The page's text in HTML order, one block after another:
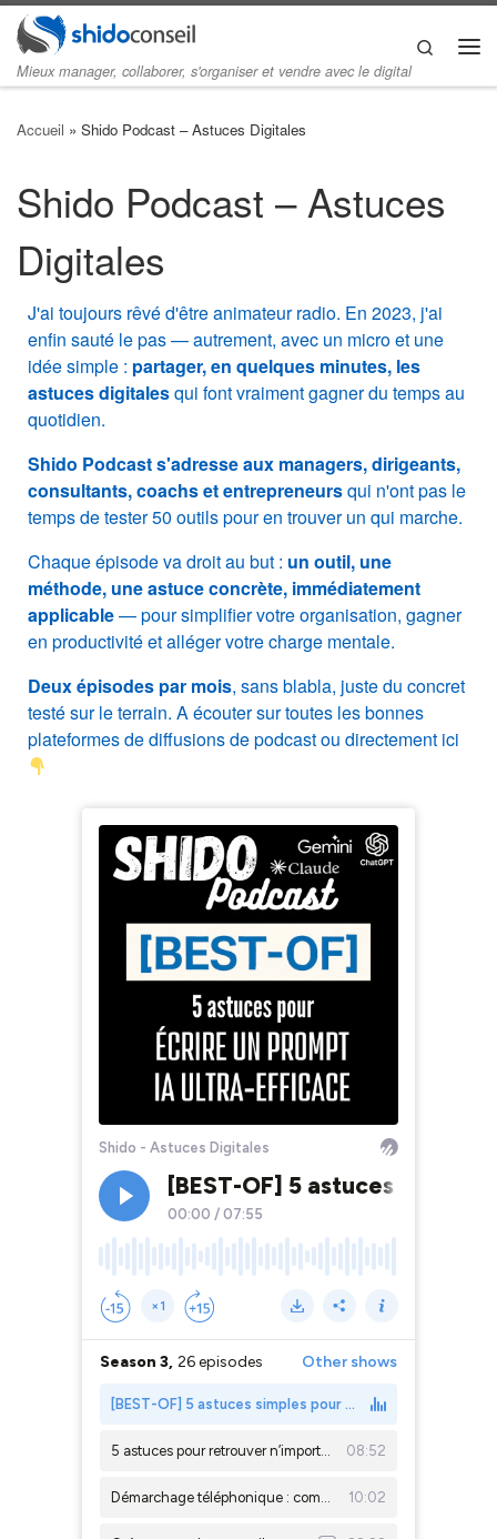
Skip to content
Mieux manager, collaborer, s'organiser et vendre avec le digital
Search
Accueil » Shido Podcast – Astuces Digitales
Shido Podcast – Astuces
Digitales
J'ai toujours rêvé d'être animateur radio. En 2023, j'ai
enfin sauté le pas — autrement, avec un micro et une
idée simple : partager, en quelques minutes, les
astuces digitalesqui font vraiment gagner du temps au
quotidien.
Shido Podcast s'adresse aux managers, dirigeants,
consultants, coachs et entrepreneursqui n'ont pas le
temps de tester 50 outils pour en trouver un qui marche.
Chaque épisode va droit au but : un outil, une
méthode, une astuce concrète, immédiatement
applicable— pour simplifier votre organisation, gagner
en productivité et alléger votre charge mentale.
Deux épisodes par mois, sans blabla, juste du concret
testé sur le terrain. A écouter sur toutes les bonnes
plateformes de diffusions de podcast ou directement ici